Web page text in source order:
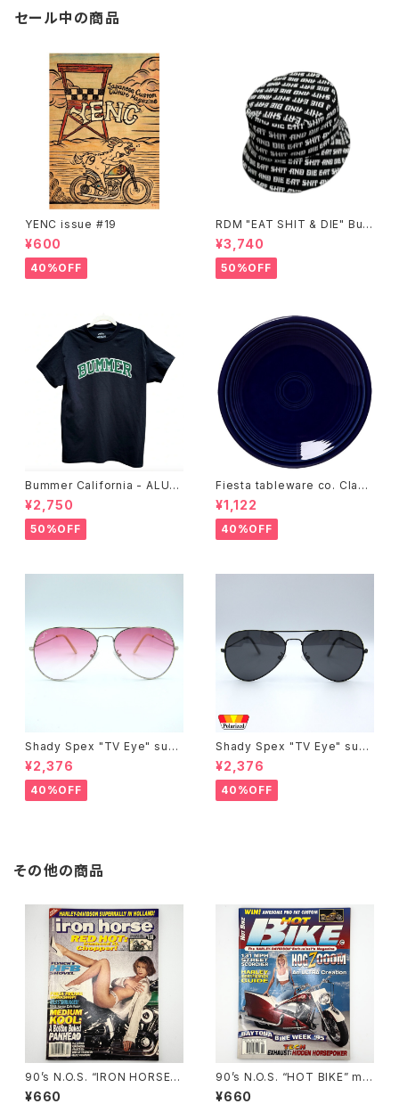
セール中の商品
YENC issue #19
¥600
40%OFF
RDM "EAT SHIT & DIE" Buc
ket Hat
¥3,740
50%OFF
Bummer California - ALUM
T-SHIRT,black
¥2,750
50%OFF
Fiesta tableware co. Class
ic Rim 7-1/4 Inch Salad Pla
te
¥1,122
40%OFF
Shady Spex "TV Eye" sung
lasses, Silver w/Rose Grad
ient lenses
¥2,376
40%OFF
Shady Spex "TV Eye" sung
lasses, Black w/Polarized
Grey lenses
¥2,376
40%OFF
その他の商品
90’s N.O.S. “IRON HORSE”
magazine #138(Dec.’95 iss
ue)
¥660
90’s N.O.S. “HOT BIKE” ma
gazine #27-06(Jun.’95 iss
ue)
¥660